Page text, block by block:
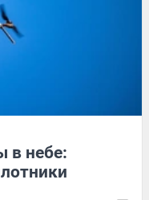
в небе: